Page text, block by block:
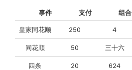
事件 支付 组合
皇家同花顺 250 4
同花顺 50 三十六
四条 20 624